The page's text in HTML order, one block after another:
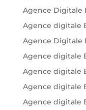
Agence Digitale
Agence digitale
Agence Digitale
Agence digitale
Agence digitale
Agence digitale
Agence digitale